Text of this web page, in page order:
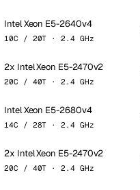
Intel Xeon E5-2640v4
10C / 20T · 2.4 GHz
2x Intel Xeon E5-2470v2
20C / 40T · 2.4 GHz
Intel Xeon E5-2680v4
14C / 28T · 2.4 GHz
2x Intel Xeon E5-2470v2
20C / 40T · 2.4 GHz